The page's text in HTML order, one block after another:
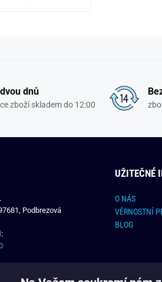
dnů
zboží skladem do 12:00
Podbrezová
UŽITEČNÉ
O NÁS
VĚRNOSTNÍ
BLOG